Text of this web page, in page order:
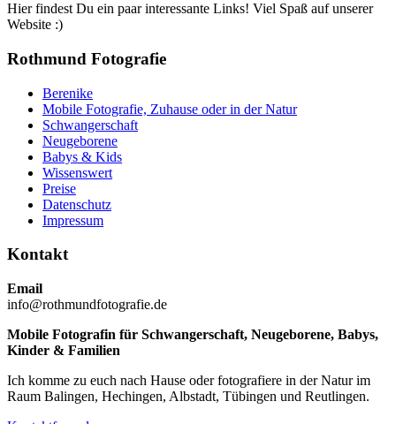
Hier findest Du ein paar interessante Links! Viel Spaß auf unserer
Website :)
Rothmund Fotografie
Berenike
Mobile Fotografie, Zuhause oder in der Natur
Schwangerschaft
Neugeborene
Babys & Kids
Wissenswert
Preise
Datenschutz
Impressum
Kontakt
Email
info@rothmundfotografie.de
Mobile Fotografin für Schwangerschaft, Neugeborene, Babys,
Kinder & Familien
Ich komme zu euch nach Hause oder fotografiere in der Natur im
Raum Balingen, Hechingen, Albstadt, Tübingen und Reutlingen.